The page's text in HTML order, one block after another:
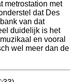
metrostation met
dat Des
van dat
duidelijk is het
en vooral
wel meer dan de